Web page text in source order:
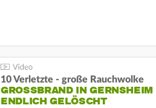
10 Verletzte - große Rauchwolke
GROSSBRAND IN GERNSHEIM E
NDLICH GELÖSCHT